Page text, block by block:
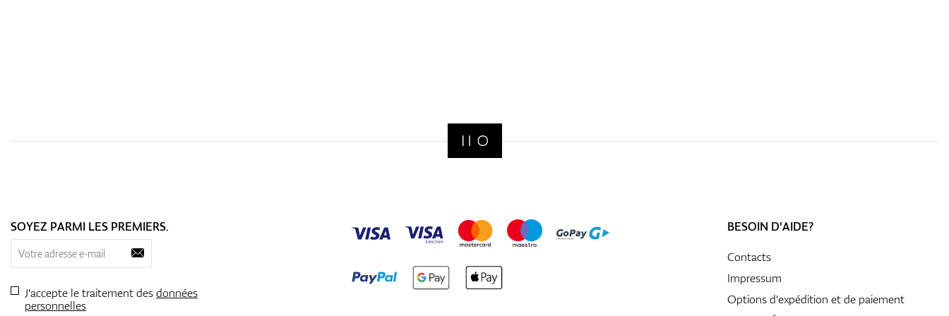
SOYEZ PARMI LES PREMIERS.
J'accepte le traitement desdonnées
personnelles
BESOIN D'AIDE?
Contacts
Impressum
Options d'expédition et de paiement